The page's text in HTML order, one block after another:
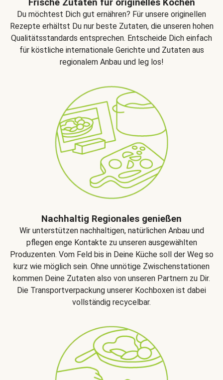
Frische Zutaten für originelles Kochen
Du möchtest Dich gut ernähren? Für unsere originellen
Rezepte erhältst Du nur beste Zutaten, die unseren hohen
Qualitätsstandards entsprechen. Entscheide Dich einfach
für köstliche internationale Gerichte und Zutaten aus
regionalem Anbau und leg los!
Nachhaltig Regionales genießen
Wir unterstützen nachhaltigen, natürlichen Anbau und
pflegen enge Kontakte zu unseren ausgewählten
Produzenten. Vom Feld bis in Deine Küche soll der Weg so
kurz wie möglich sein. Ohne unnötige Zwischenstationen
kommen Deine Zutaten also von unseren Partnern zu Dir.
Die Transportverpackung unserer Kochboxen ist dabei
vollständig recycelbar.